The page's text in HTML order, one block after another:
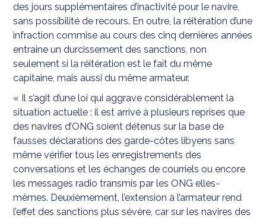
des jours supplémentaires d’inactivité pour le navire,
sans possibilité de recours. En outre, la réitération d’une
infraction commise au cours des cinq dernières années
entraîne un durcissement des sanctions, non
seulement si la réitération est le fait du même
capitaine, mais aussi du même armateur.
« Il s’agit d’une loi qui aggrave considérablement la
situation actuelle : il est arrivé à plusieurs reprises que
des navires d’ONG soient détenus sur la base de
fausses déclarations des garde-côtes libyens sans
même vérifier tous les enregistrements des
conversations et les échanges de courriels ou encore
les messages radio transmis par les ONG elles-
mêmes. Deuxièmement, l’extension à l’armateur rend
l’effet des sanctions plus sévère, car sur les navires des